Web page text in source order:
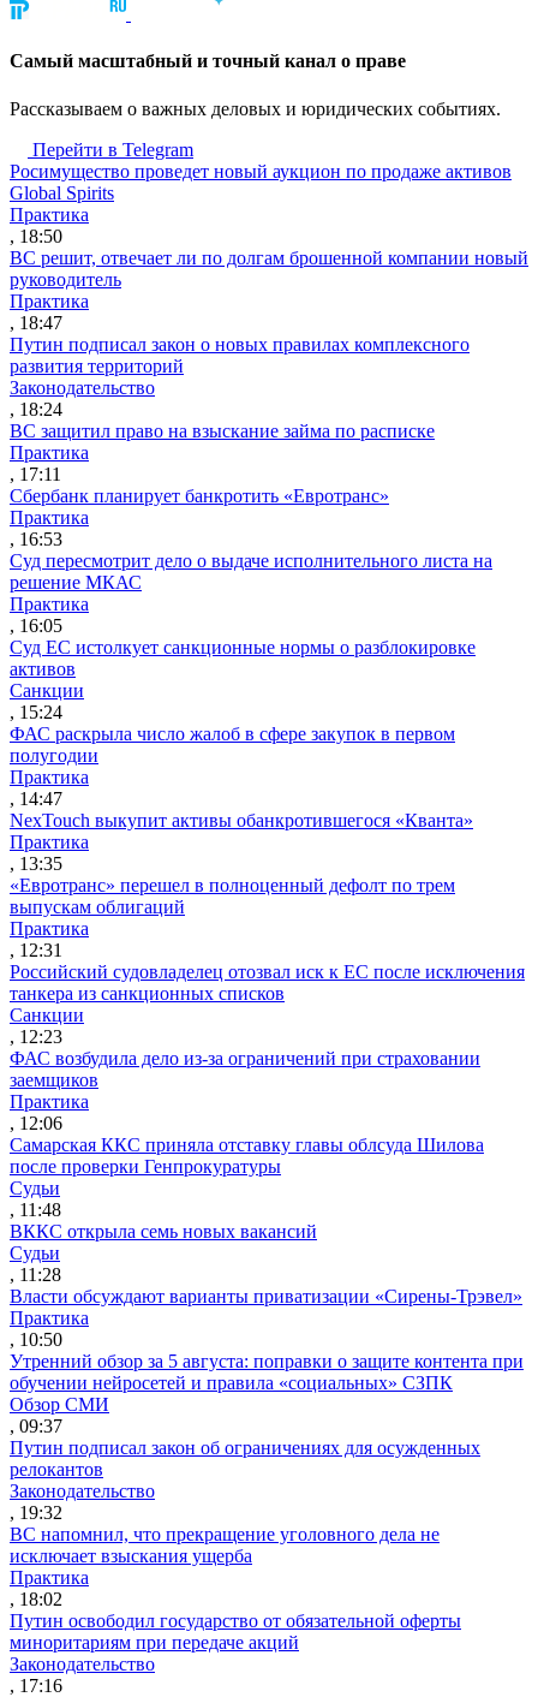
Cамый масштабный и точный канал о праве
Рассказываем о важных деловых и юридических событиях.
Перейти в Telegram
Росимущество проведет новый аукцион по продаже активов
Global Spirits
Практика
, 18:50
ВС решит, отвечает ли по долгам брошенной компании новый
руководитель
Практика
, 18:47
Путин подписал закон о новых правилах комплексного
развития территорий
Законодательство
, 18:24
ВС защитил право на взыскание займа по расписке
Практика
, 17:11
Сбербанк планирует банкротить «Евротранс»
Практика
, 16:53
Суд пересмотрит дело о выдаче исполнительного листа на
решение МКАС
Практика
, 16:05
Суд ЕС истолкует санкционные нормы о разблокировке
активов
Санкции
, 15:24
ФАС раскрыла число жалоб в сфере закупок в первом
полугодии
Практика
, 14:47
NexTouch выкупит активы обанкротившегося «Кванта»
Практика
, 13:35
«Евротранс» перешел в полноценный дефолт по трем
выпускам облигаций
Практика
, 12:31
Российский судовладелец отозвал иск к ЕС после исключения
танкера из санкционных списков
Санкции
, 12:23
ФАС возбудила дело из-за ограничений при страховании
заемщиков
Практика
, 12:06
Самарская ККС приняла отставку главы облсуда Шилова
после проверки Генпрокуратуры
Судьи
, 11:48
ВККС открыла семь новых вакансий
Судьи
, 11:28
Власти обсуждают варианты приватизации «Сирены-Трэвел»
Практика
, 10:50
Утренний обзор за 5 августа: поправки о защите контента при
обучении нейросетей и правила «социальных» СЗПК
Обзор СМИ
, 09:37
Путин подписал закон об ограничениях для осужденных
релокантов
Законодательство
, 19:32
ВС напомнил, что прекращение уголовного дела не
исключает взыскания ущерба
Практика
, 18:02
Путин освободил государство от обязательной оферты
миноритариям при передаче акций
Законодательство
, 17:16